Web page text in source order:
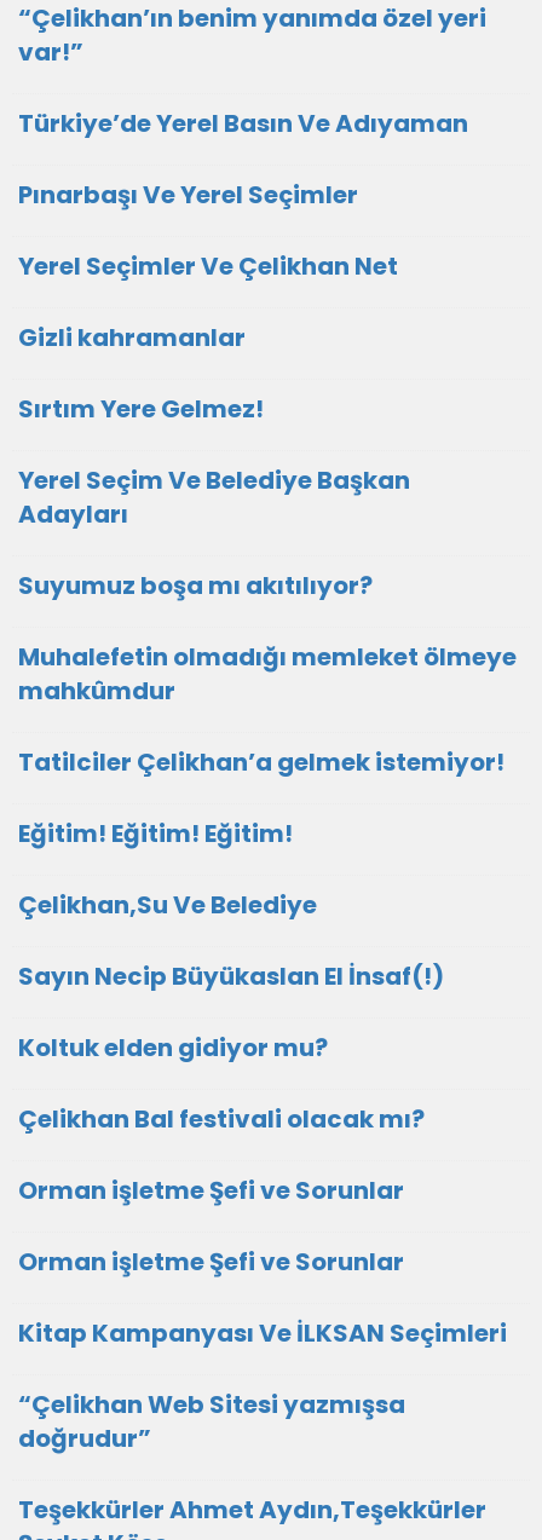
“Çelikhan’ın benim yanımda özel yeri
var!”
Türkiye’de Yerel Basın Ve Adıyaman
Pınarbaşı Ve Yerel Seçimler
Yerel Seçimler Ve Çelikhan Net
Gizli kahramanlar
Sırtım Yere Gelmez!
Yerel Seçim Ve Belediye Başkan
Adayları
Suyumuz boşa mı akıtılıyor?
Muhalefetin olmadığı memleket ölmeye
mahkûmdur
Tatilciler Çelikhan’a gelmek istemiyor!
Eğitim! Eğitim! Eğitim!
Çelikhan,Su Ve Belediye
Sayın Necip Büyükaslan El İnsaf(!)
Koltuk elden gidiyor mu?
Çelikhan Bal festivali olacak mı?
Orman işletme Şefi ve Sorunlar
Orman işletme Şefi ve Sorunlar
Kitap Kampanyası Ve İLKSAN Seçimleri
“Çelikhan Web Sitesi yazmışsa
doğrudur”
Teşekkürler Ahmet Aydın,Teşekkürler